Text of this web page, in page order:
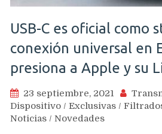
USB-C es oficial como
conexión universal en
presiona a Apple y su
23 septiembre, 2021
Dispositivo / Exclusivas /
Noticias / Novedades